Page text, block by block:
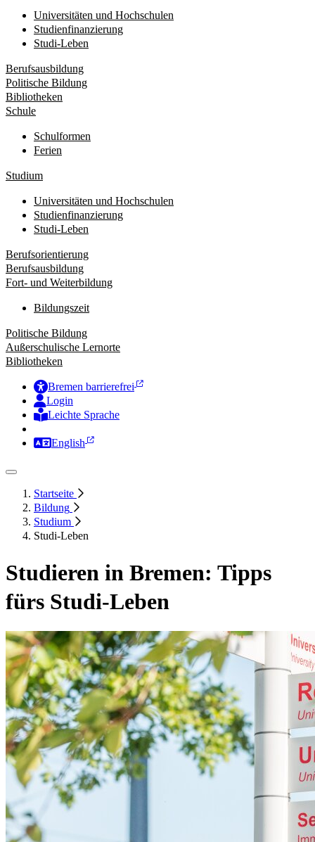
Universitäten und Hochschulen
Studienfinanzierung
Studi-Leben
Berufsausbildung
Politische Bildung
Bibliotheken
Schule
Schulformen
Ferien
Studium
Universitäten und Hochschulen
Studienfinanzierung
Studi-Leben
Berufsorientierung
Berufsausbildung
Fort- und Weiterbildung
Bildungszeit
Politische Bildung
Außerschulische Lernorte
Bibliotheken
Bremen barrierefrei
Login
Leichte Sprache
English
Startseite
Bildung
Studium
Studi-Leben
Studieren in Bremen: Tipps
fürs Studi-Leben